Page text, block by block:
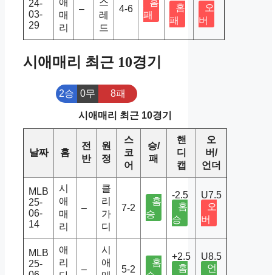
24-
03-
29
애
매
리
–
스
레
드
4-6
홈
패
홈
패
오
버
시애매리 최근 10경기
2승 0무 8패
시애매리 최근 10경기
날짜 홈
전
반
원
정
스
코
어
승/
패
핸
디
캡
오
버/
언더
MLB
25-
06-
14
시
애
매
리
–
클
리
가
디
7-2
홈
승
-2.5
홈
승
U7.5
오
버
MLB
25-
애
리
–
시
애
5-2
홈
+2.5
홈
U8.5
언